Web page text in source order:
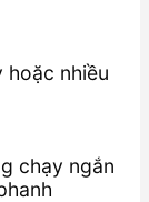
hoặc nhiều
chạy ngắn